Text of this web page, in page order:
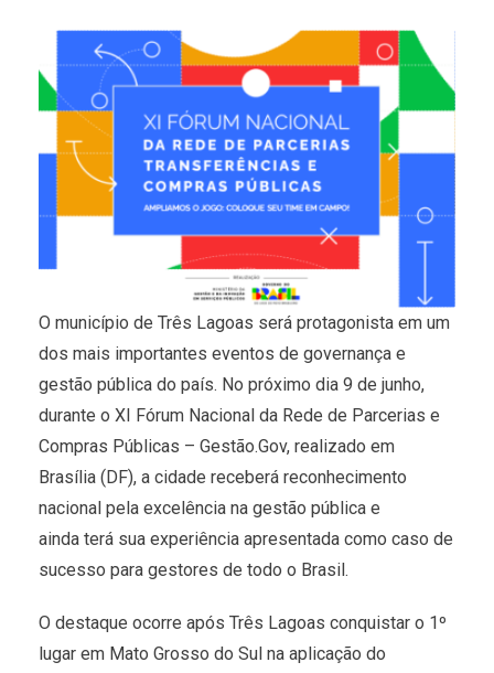
O município de Três Lagoas será protagonista em um
dos mais importantes eventos de governança e
gestão pública do país. No próximo dia 9 de junho,
durante o XI Fórum Nacional da Rede de Parcerias e
Compras Públicas – Gestão.Gov, realizado em
Brasília (DF), a cidade receberá reconhecimento
nacional pela excelência na gestão pública e
ainda terá sua experiência apresentada como caso de
sucesso para gestores de todo o Brasil.
O destaque ocorre após Três Lagoas conquistar o 1º
lugar em Mato Grosso do Sul na aplicação do